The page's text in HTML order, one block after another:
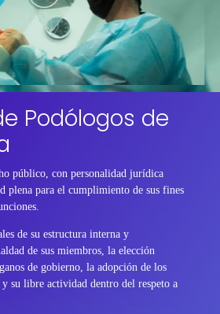
Podólogos de
público, con personalidad jurídica
plena para el cumplimiento de sus fines
de su estructura interna y
de sus miembros, la elección
de gobierno, la adopción de los
su libre actividad dentro del respeto a